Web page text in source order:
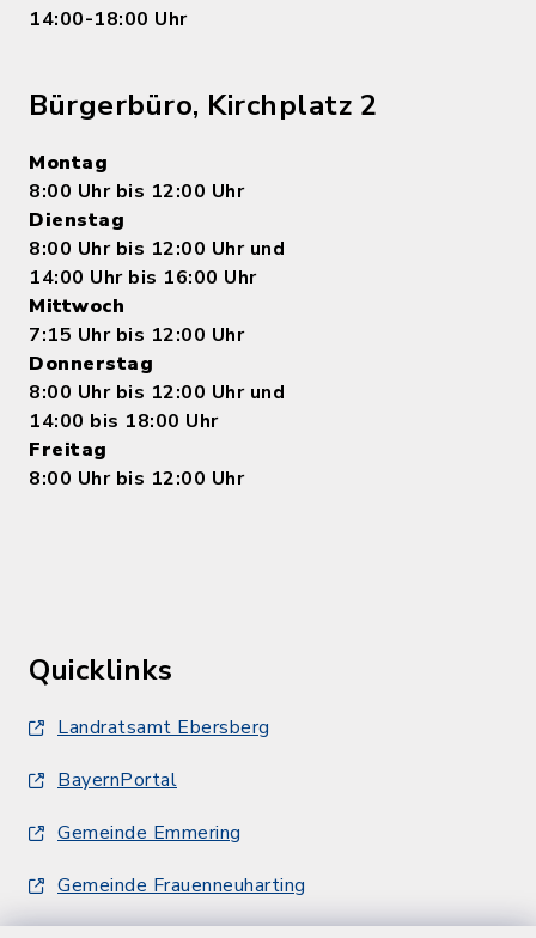
14:00-18:00 Uhr
Bürgerbüro, Kirchplatz 2
Montag
8:00 Uhr bis 12:00 Uhr
Dienstag
8:00 Uhr bis 12:00 Uhr und
14:00 Uhr bis 16:00 Uhr
Mittwoch
7:15 Uhr bis 12:00 Uhr
Donnerstag
8:00 Uhr bis 12:00 Uhr und
14:00 bis 18:00 Uhr
Freitag
8:00 Uhr bis 12:00 Uhr
Quicklinks
Landratsamt Ebersberg
BayernPortal
Gemeinde Emmering
Gemeinde Frauenneuharting